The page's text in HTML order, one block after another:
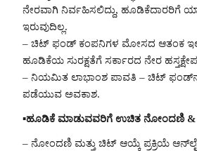
ನೇರವಾಗಿ ನಿರ್ವಹಿಸಲಿದ್ದು, ಹೂಡಿಕೆದಾರರಿಗೆ
ಇರುವುದಿಲ್ಲ.
– ಚಿಟ್ ಫಂಡ್‌ ಕಂಪನಿಗಳ ಮೋಸದ ಆತಂಕ
ಹೂಡಿಕೆಯ ಸುರಕ್ಷತೆಗೆ ಸರ್ಕಾರದ ನೇರ
– ನಿಯಮಿತ ಲಾಭಾಂಶ ಪಾವತಿ – ಚಿಟ್
ಪಡೆಯುವ ಅವಕಾಶ.
▪️ಹೂಡಿಕೆ ಮಾಡುವವರಿಗೆ ಉಚಿತ ನೋಂದಣಿ &
– ನೋಂದಣಿ ಮತ್ತು ಚಿಟ್ ಆಯ್ಕೆ ಪ್ರಕ್ರಿಯೆ